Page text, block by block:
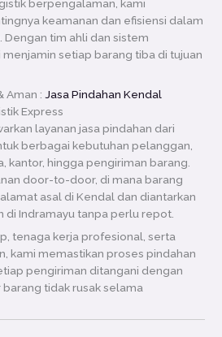
berpengalaman, kami
keamanan dan efisiensi dalam
tim ahli dan sistem
setiap barang tiba di tujuan
Aman : Jasa Pindahan Kendal
Express
layanan jasa pindahan dari
berbagai kebutuhan pelanggan,
kantor, hingga pengiriman barang.
door-to-door, di mana barang
asal di Kendal dan diantarkan
di Indramayu tanpa perlu repot.
tenaga kerja profesional, serta
kami memastikan proses pindahan
pengiriman ditangani dengan
tidak rusak selama